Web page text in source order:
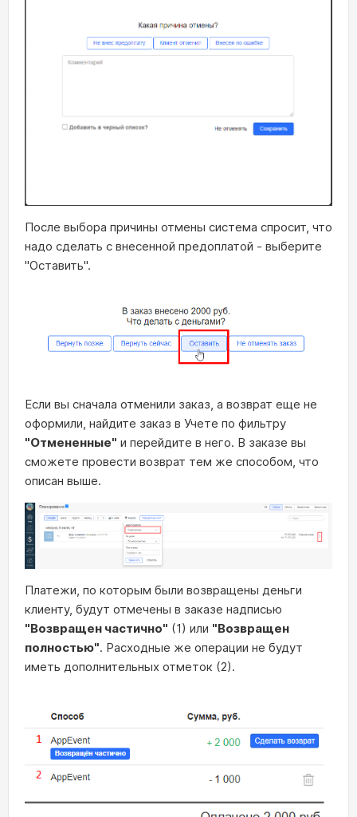
После выбора причины отмены система спросит, что
надо сделать с внесенной предоплатой - выберите
"Оставить".
Если вы сначала отменили заказ, а возврат еще не
оформили, найдите заказ в Учете по фильтру
"Отмененные" и перейдите в него. В заказе вы
сможете провести возврат тем же способом, что
описан выше.
Платежи, по которым были возвращены деньги
клиенту, будут отмечены в заказе надписью
"Возвращен частично" (1) или "Возвращен
полностью". Расходные же операции не будут
иметь дополнительных отметок (2).